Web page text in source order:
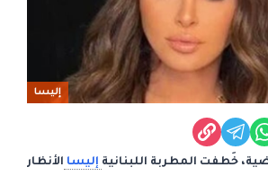
إليسا
خَطفت المطربة اللبنانية إليسا الأنظار